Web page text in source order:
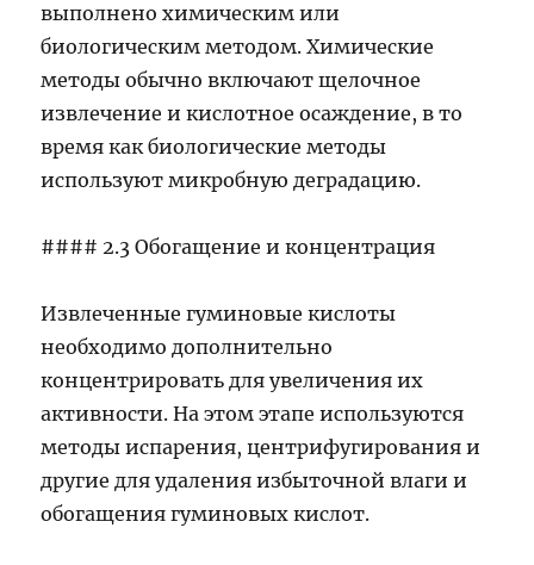
выполнено химическим или
биологическим методом. Химические
методы обычно включают щелочное
извлечение и кислотное осаждение, в то
время как биологические методы
используют микробную деградацию.
#### 2.3 Обогащение и концентрация
Извлеченные гуминовые кислоты
необходимо дополнительно
концентрировать для увеличения их
активности. На этом этапе используются
методы испарения, центрифугирования и
другие для удаления избыточной влаги и
обогащения гуминовых кислот.